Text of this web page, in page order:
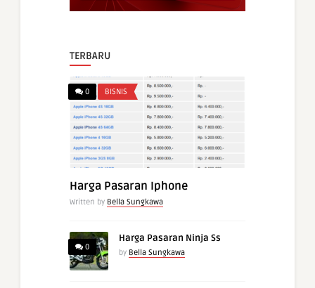
TERBARU
0 BISNIS
Harga Pasaran Iphone
Written by Bella Sungkawa
0
Harga Pasaran Ninja Ss
by Bella Sungkawa